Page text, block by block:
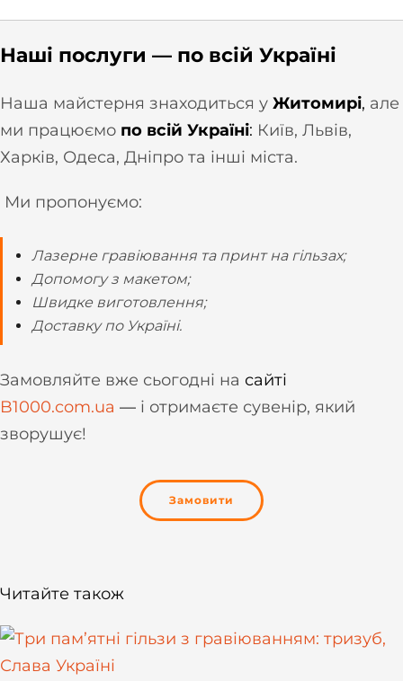
Наші послуги — по всій Україні
Наша майстерня знаходиться у Житомирі, але
ми працюємо по всій Україні: Київ, Львів,
Харків, Одеса, Дніпро та інші міста.
Ми пропонуємо:
Лазерне гравіювання та принт на гільзах;
Допомогу з макетом;
Швидке виготовлення;
Доставку по Україні.
Замовляйте вже сьогодні на сайті
B1000.com.ua — і отримаєте сувенір, який
зворушує!
Замовити
Читайте також